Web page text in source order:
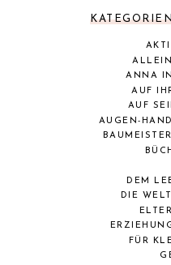
ANNA
AUF
AUF
AUGEN-
DEM
DIE
FÜR